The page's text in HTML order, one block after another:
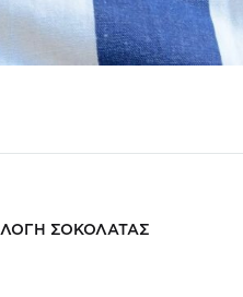
ΣΟΚΟΛΑΤΑΣ